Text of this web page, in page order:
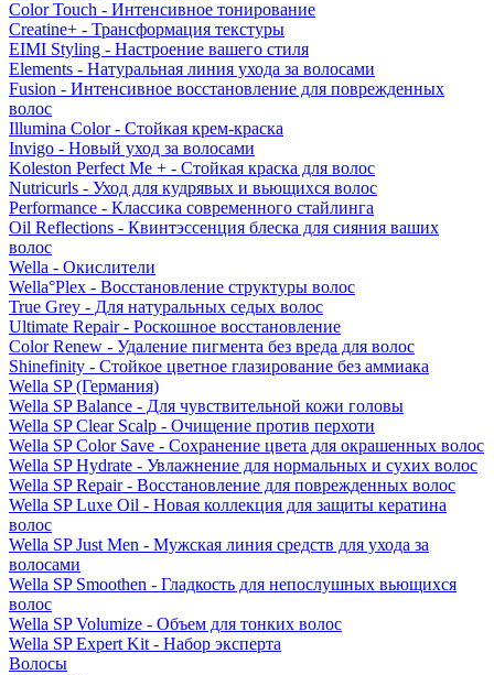
Color Touch - Интенсивное тонирование
Creatine+ - Трансформация текстуры
EIMI Styling - Настроение вашего стиля
Elements - Натуральная линия ухода за волосами
Fusion - Интенсивное восстановление для поврежденных
волос
Illumina Color - Стойкая крем-краска
Invigo - Новый уход за волосами
Koleston Perfect Me + - Стойкая краска для волос
Nutricurls - Уход для кудрявых и вьющихся волос
Performance - Классика современного стайлинга
Oil Reflections - Квинтэссенция блеска для сияния ваших
волос
Wella - Окислители
Wella°Plex - Восстановление структуры волос
True Grey - Для натуральных седых волос
Ultimate Repair - Роскошное восстановление
Color Renew - Удаление пигмента без вреда для волос
Shinefinity - Стойкое цветное глазирование без аммиака
Wella SP (Германия)
Wella SP Balance - Для чувствительной кожи головы
Wella SP Clear Scalp - Очищение против перхоти
Wella SP Color Save - Сохранение цвета для окрашенных волос
Wella SP Hydrate - Увлажнение для нормальных и сухих волос
Wella SP Repair - Восстановление для поврежденных волос
Wella SP Luxe Oil - Новая коллекция для защиты кератина
волос
Wella SP Just Men - Мужская линия средств для ухода за
волосами
Wella SP Smoothen - Гладкость для непослушных вьющихся
волос
Wella SP Volumize - Объем для тонких волос
Wella SP Expert Kit - Набор эксперта
Волосы